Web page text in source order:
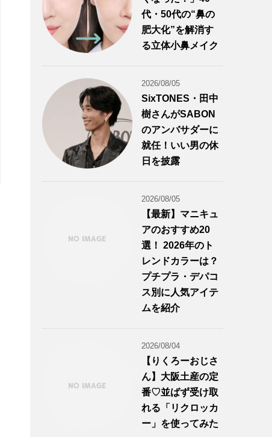
代・50代の“鼻の
肥大化”を解消す
る立体小鼻メイク
2026/08/05
SixTONES・田中
樹さんがSABON
のアンバサダーに
就任！いい男の休
日を披露
2026/08/05
【最新】マニキュ
アのおすすめ20
選！ 2026年のト
レンドカラーは？
プチプラ・デパコ
ス別に人気アイテ
ムを紹介
2026/08/04
【りくろーおじさ
ん】大阪土産の定
番♡並ばず受け取
れる「リクロッカ
ー」を使ってみた